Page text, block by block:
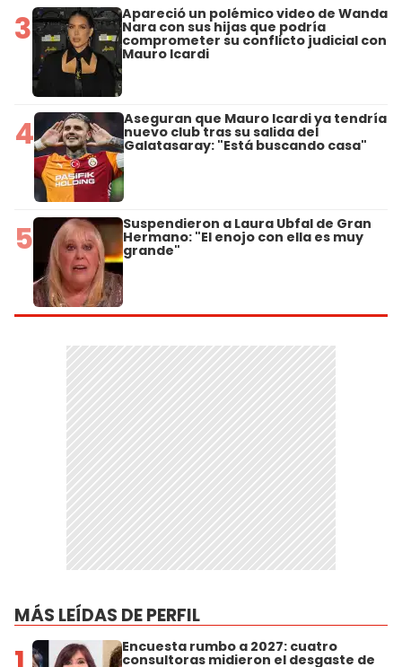
3 Apareció un polémico video de Wanda
Nara con sus hijas que podría
comprometer su conflicto judicial con
Mauro Icardi
4 Aseguran que Mauro Icardi ya tendría
nuevo club tras su salida del
Galatasaray: "Está buscando casa"
5 Suspendieron a Laura Ubfal de Gran
Hermano: "El enojo con ella es muy
grande"
MÁS LEÍDAS DE PERFIL
Encuesta rumbo a 2027: cuatro
consultoras midieron el desgaste de